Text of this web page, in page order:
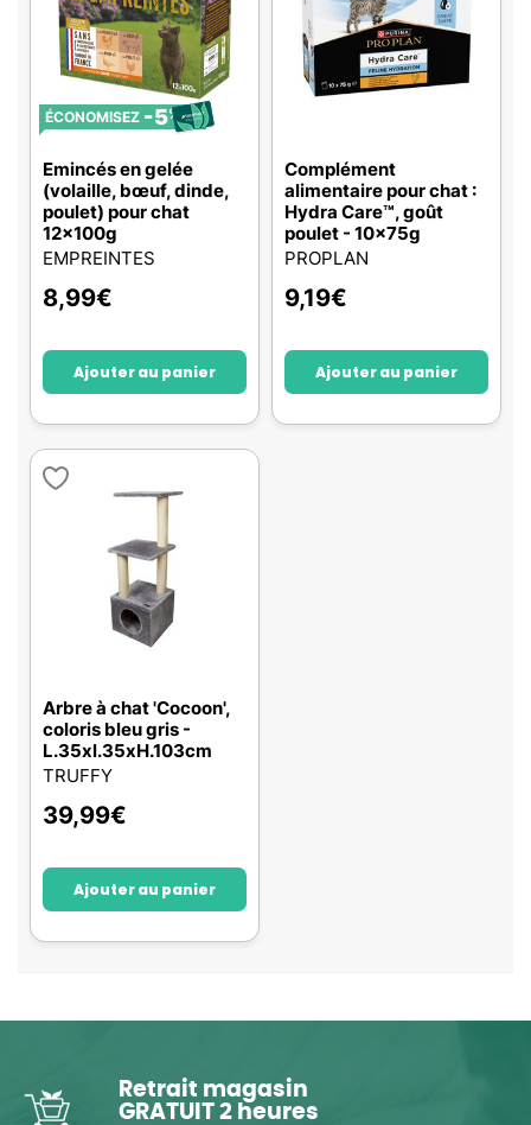
ÉCONOMISEZ -5%
Emincés en gelée
(volaille, bœuf, dinde,
poulet) pour chat
12x100g
EMPREINTES
8,99€
Ajouter au panier
Complément
alimentaire pour chat :
Hydra Care™, goût
poulet - 10x75g
PROPLAN
9,19€
Ajouter au panier
Arbre à chat 'Cocoon',
coloris bleu gris -
L.35xl.35xH.103cm
TRUFFY
39,99€
Ajouter au panier
Retrait magasin
GRATUIT 2 heures